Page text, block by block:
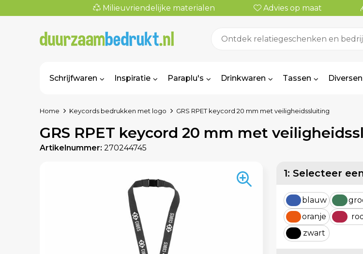
Milieuvriendelijke materialen Advies op maat
Schrijfwaren Inspiratie Paraplu's Drinkwaren Tassen Diversen
Home Keycords bedrukken met logo GRS RPET keycord 20 mm met veiligheidssluiting
GRS RPET keycord 20 mm met
Artikelnummer: 270244745
1: Selecteer
blauw
oranje
zwart